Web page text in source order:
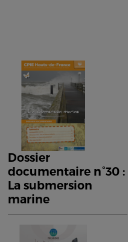
Dossier
documentaire n°30 :
La submersion
marine